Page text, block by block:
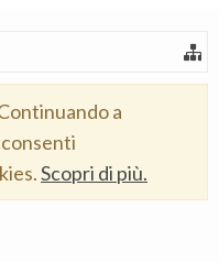
a
Scopri di più.